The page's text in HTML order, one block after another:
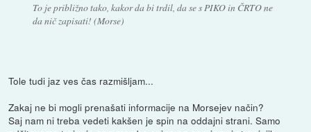
To je približno tako, kakor da bi trdil, da se s PIKO in ČRTO ne
da nič zapisati! (Morse)
Tole tudi jaz ves čas razmišljam...
Zakaj ne bi mogli prenašati informacije na Morsejev način?
Saj nam ni treba vedeti kakšen je spin na oddajni strani. Samo